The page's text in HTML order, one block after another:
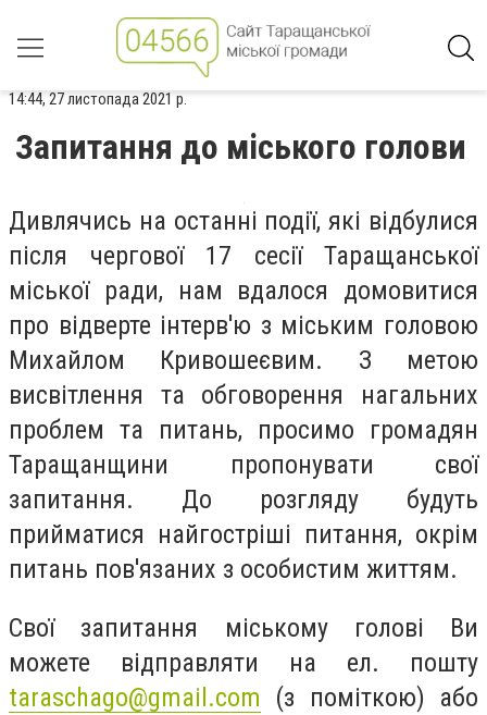
14:44, 27 листопада 2021 р.
Запитання до міського голови
Дивлячись на останні події, які відбулися
після чергової 17 сесії Таращанської
міської ради, нам вдалося домовитися
про відверте інтерв'ю з міським головою
Михайлом Кривошеєвим. З метою
висвітлення та обговорення нагальних
проблем та питань, просимо громадян
Таращанщини пропонувати свої
запитання. До розгляду будуть
прийматися найгостріші питання, окрім
питань пов'язаних з особистим життям.
Свої запитання міському голові Ви
можете відправляти на ел. пошту
taraschago@gmail.com (з поміткою) або